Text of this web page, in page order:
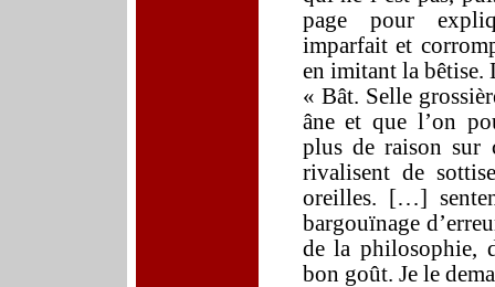
page pour
imparfait et
en imitant la
« Bât. Selle
âne et que l’on
plus de raison sur
rivalisent de
oreilles.
[…]
bargouïnage
de la philosophie,
bon goût. Je le